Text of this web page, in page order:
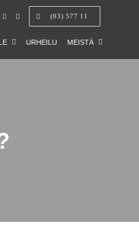
(03) 577 11
URHEILU MEISTÄ